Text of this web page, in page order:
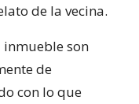
de la vecina.
inmueble son
de
con lo que